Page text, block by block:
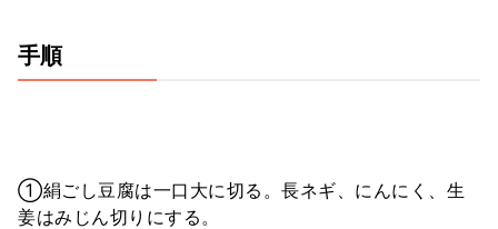
手順
①絹ごし豆腐は一口大に切る。長ネギ、にんにく、生
姜はみじん切りにする。